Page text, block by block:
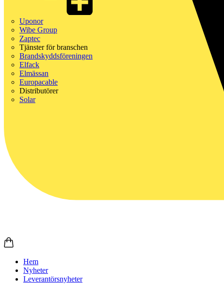
Uponor
Wibe Group
Zaptec
Tjänster för branschen
Brandskyddsföreningen
Elfack
Elmässan
Europacable
Distributörer
Solar
Hem
Nyheter
Leverantörsnyheter